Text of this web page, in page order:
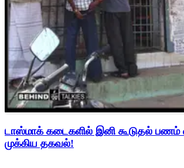
டாஸ்மாக் கடைகளில் இனி கூடுதல்
முக்கிய தகவல்!